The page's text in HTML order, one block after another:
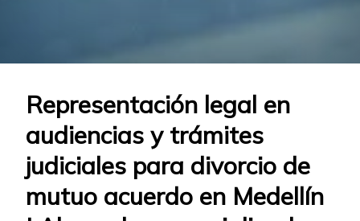
Representación legal en
audiencias y trámites
judiciales para divorcio de
mutuo acuerdo en Medellín